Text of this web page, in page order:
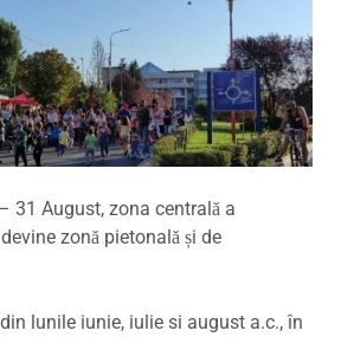
31 August, zona centrală a
zonă pietonală și de
lunile iunie, iulie si august a.c., în